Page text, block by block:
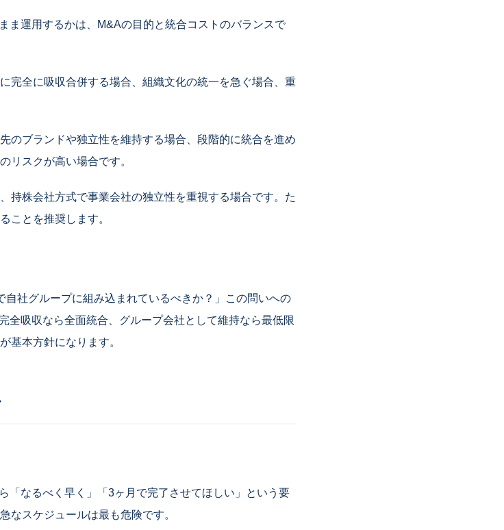
ま運用するかは、M&Aの目的と統合コストのバランスで
完全に吸収合併する場合、組織文化の統一を急ぐ場合、重
のブランドや独立性を維持する場合、段階的に統合を進め
リスクが高い場合です。
持株会社方式で事業会社の独立性を重視する場合です。た
ことを推奨します。
自社グループに組み込まれているべきか？」この問いへの
全吸収なら全面統合、グループ会社として維持なら最低限
基本方針になります。
「なるべく早く」「3ヶ月で完了させてほしい」という要
なスケジュールは最も危険です。